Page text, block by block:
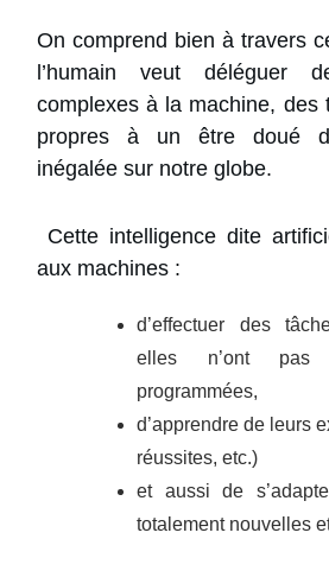
On comprend bien à travers
l’humain veut déléguer
complexes à la machine, des
propres à un être doué
inégalée sur notre globe.
Cette intelligence dite
aux machines :
d’effectuer des
elles n’ont pas
programmées,
d’apprendre de leurs
réussites, etc.)
et aussi de
totalement nouvelles